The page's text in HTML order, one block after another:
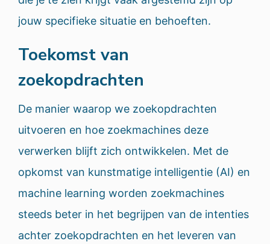
jouw specifieke situatie en behoeften.
Toekomst van
zoekopdrachten
De manier waarop we zoekopdrachten
uitvoeren en hoe zoekmachines deze
verwerken blijft zich ontwikkelen. Met de
opkomst van kunstmatige intelligentie (AI) en
machine learning worden zoekmachines
steeds beter in het begrijpen van de intenties
achter zoekopdrachten en het leveren van